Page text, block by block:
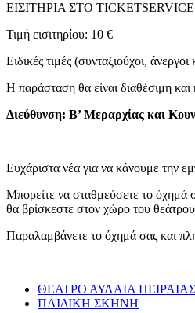
ΕΙΣΙΤΗΡΙΑ ΣΤΟ
Τιμή εισιτηρίου: 10 €
Ειδικές τιμές (συνταξιούχοι,
Η παράσταση θα είναι διαθέσιμη και
Διεύθυνση: Β’ Μεραρχίας και
Ευχάριστα νέα για να κάνουμε την
Μπορείτε να σταθμεύσετε το
θα βρίσκεστε στον χώρο του
Παραλαμβάνετε το όχημά σας και
ΘΕΑΤΡΟ ΑΥΛΑΙΑ ΠΕΙΡΑΙΑΣ
ΠΑΙΔΙΚΗ ΣΚΗΝΗ